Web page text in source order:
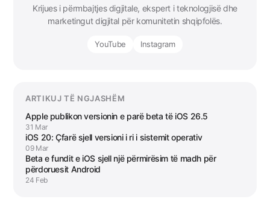
Krijues i përmbajtjes digjitale, ekspert i teknologjisë dhe
marketingut digjital për komunitetin shqipfolës.
YouTube Instagram
ARTIKUJ TË NGJASHËM
Apple publikon versionin e parë beta të iOS 26.5
31 Mar
iOS 20: Çfarë sjell versioni i ri i sistemit operativ
09 Mar
Beta e fundit e iOS sjell një përmirësim të madh për
përdoruesit Android
24 Feb